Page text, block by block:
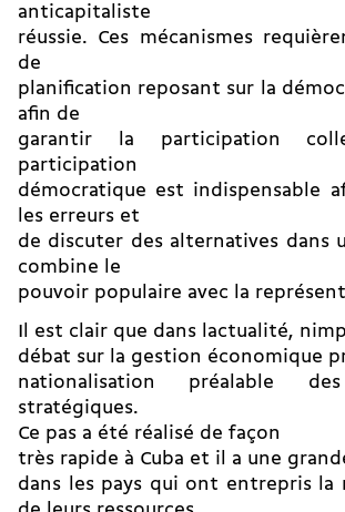
anticapitaliste
réussie. Ces mécanismes
de
planification reposant sur la
afin de
garantir la participation
participation
démocratique est indispensable
les erreurs et
de discuter des alternatives dans
combine le
pouvoir populaire avec la
Il est clair que dans lactualité,
débat sur la gestion économique
nationalisation préalable
stratégiques.
Ce pas a été réalisé de façon
très rapide à Cuba et il a une
dans les pays qui ont entrepris la